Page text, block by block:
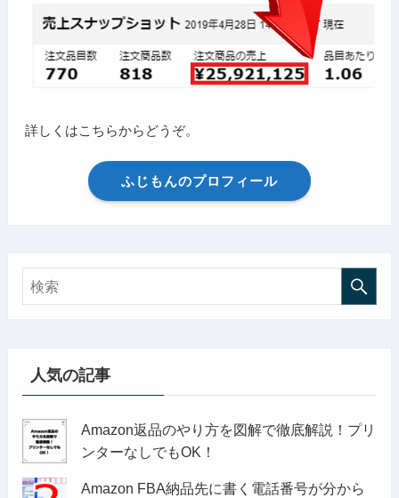
詳しくはこちらからどうぞ。
ふじもんのプロフィール
人気の記事
Amazon返品のやり方を図解で徹底解説！プリ
ンターなしでもOK！
Amazon FBA納品先に書く電話番号が分から